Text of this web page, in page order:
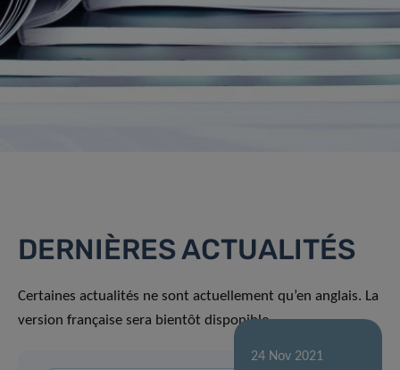
DERNIÈRES ACTUALITÉS
Certaines actualités ne sont actuellement qu’en anglais. La
version française sera bientôt disponible.
24 Nov 2021